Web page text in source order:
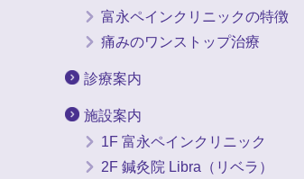
富永ペインクリニックの特徴
痛みのワンストップ治療
診療案内
施設案内
1F 富永ペインクリニック
2F 鍼灸院 Libra（リベラ）